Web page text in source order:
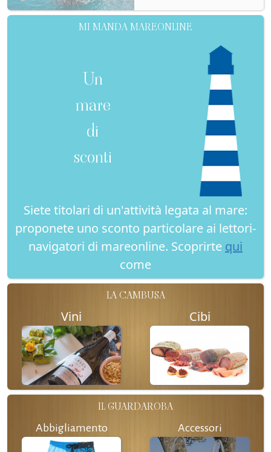
MI MANDA MAREONLINE
Un
mare
di
sconti
Siete titolari di un'attività legata al mare:
proponete uno sconto particolare ai lettori-
navigatori di mareonline. Scoprirte qui
come
LA CAMBUSA
Vini Cibi
IL GUARDAROBA
Abbigliamento Accessori